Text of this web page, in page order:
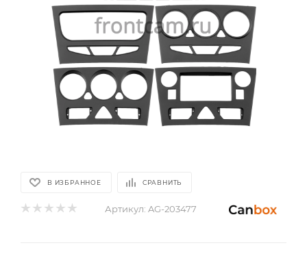
В ИЗБРАННОЕ СРАВНИТЬ
Артикул: AG-203477